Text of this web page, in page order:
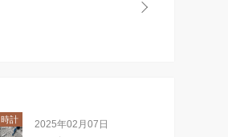
計
2025年02月07日